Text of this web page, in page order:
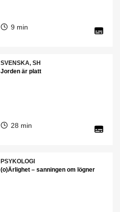
9 min
SVENSKA, SH
Jorden är platt
28 min
PSYKOLOGI
(o)Ärlighet – sanningen om lögner